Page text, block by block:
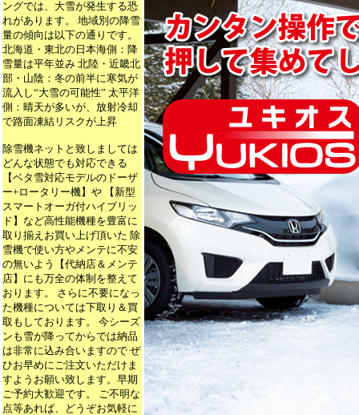
ングでは、大雪が発生する恐
れがあります。 地域別の降雪
量の傾向は以下の通りです。
北海道・東北の日本海側：降
雪量は平年並み 北陸・近畿北
部・山陰：冬の前半に寒気が
流入し“大雪の可能性” 太平洋
側：晴天が多いが、放射冷却
で路面凍結リスクが上昇
除雪機ネットと致しましては
どんな状態でも対応できる
【ベタ雪対応モデルのドーザ
ー+ロータリー機】や 【新型
スマートオーガ付ハイブリッ
ド】など高性能機種を豊富に
取り揃えお買い上げ頂いた 除
雪機で使い方やメンテに不安
の無いよう【代納店＆メンテ
店】にも万全の体制を整えて
おります。 さらに不要になっ
た機種については下取り＆買
取もしております。 今シーズ
ンも雪が降ってからでは納品
は非常に込み合いますので ぜ
ひお早めにご注文いただけま
すようお願い致します。早期
ご予約大歓迎です。 ご不明な
点等あれば、どうぞお気軽に